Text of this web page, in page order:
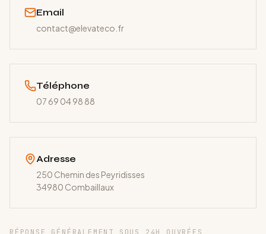
Email
contact@elevateco.fr
Téléphone
07 69 04 98 88
Adresse
250 Chemin des Peyridisses
34980 Combaillaux